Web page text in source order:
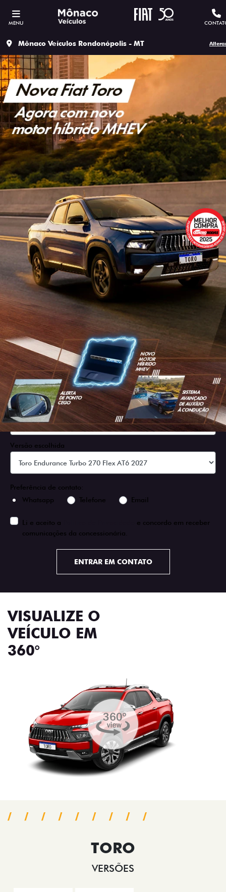
MENU
Mônaco Veículos Rondonópolis - MT
SOLICITAR PROPOSTA
Versão escolhida
Preferência de contato:
Whatsapp
Telefone Email
Li e aceito a
e concordo em receber
comunicações da concessionária.
ENTRAR EM CONTATO
VISUALIZE O
VEÍCULO EM
360°
TORO
VERSÕES